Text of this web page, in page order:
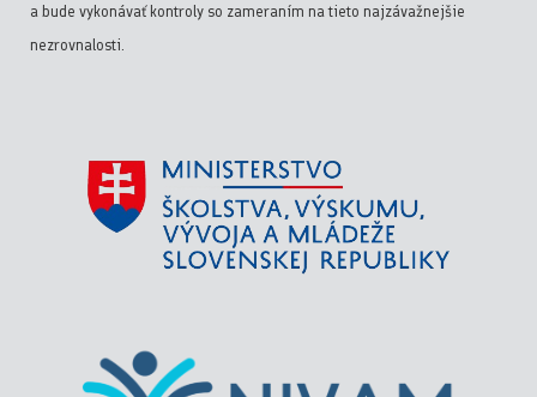
a bude vykonávať kontroly so zameraním na tieto najzávažnejšie
nezrovnalosti.